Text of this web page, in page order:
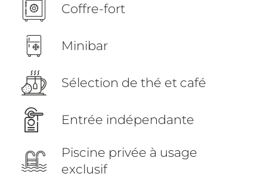
Coffre-fort
Minibar
Sélection de thé et café
Entrée indépendante
Piscine privée à usage
exclusif